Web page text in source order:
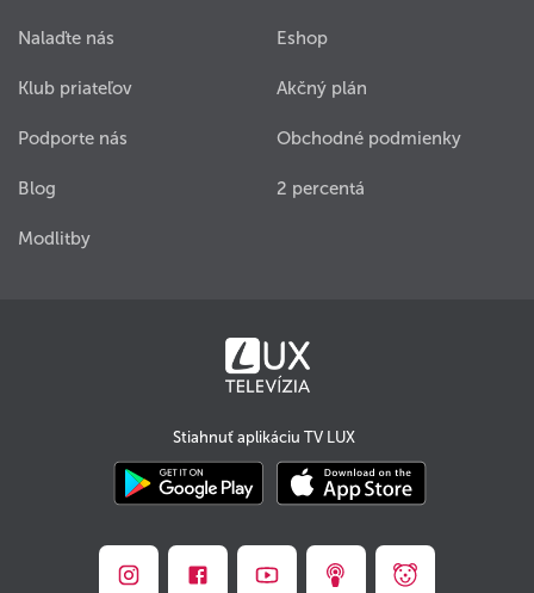
Nalaďte nás
Klub priateľov
Podporte nás
Blog
Modlitby
Eshop
Akčný plán
Obchodné podmienky
2 percentá
Stiahnuť aplikáciu TV LUX